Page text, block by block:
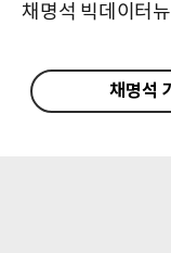
채명석 빅데이터
채명석